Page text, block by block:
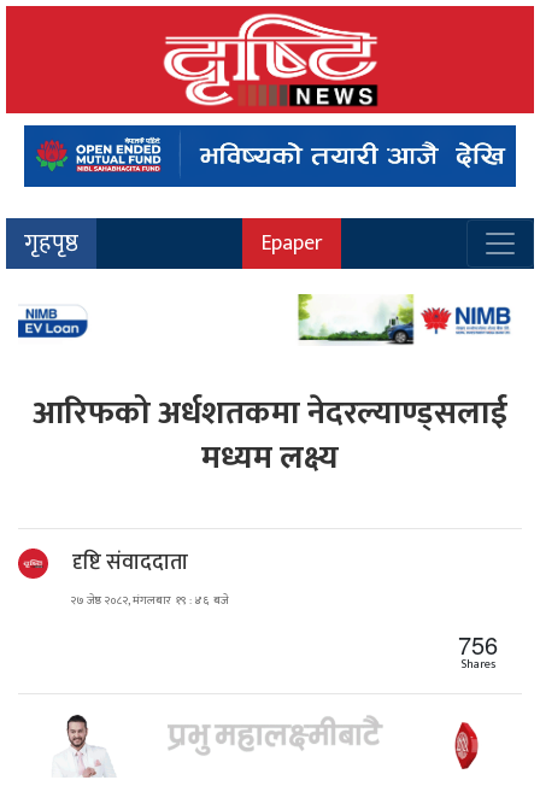
गृहपृष्ठ Epaper
आरिफको अर्धशतकमा नेदरल्याण्ड्सलाई
मध्यम लक्ष्य
दृष्टि संवाददाता
२७ जेष्ठ २०८२, मंगलबार १९ : ४६ बजे
756
Shares